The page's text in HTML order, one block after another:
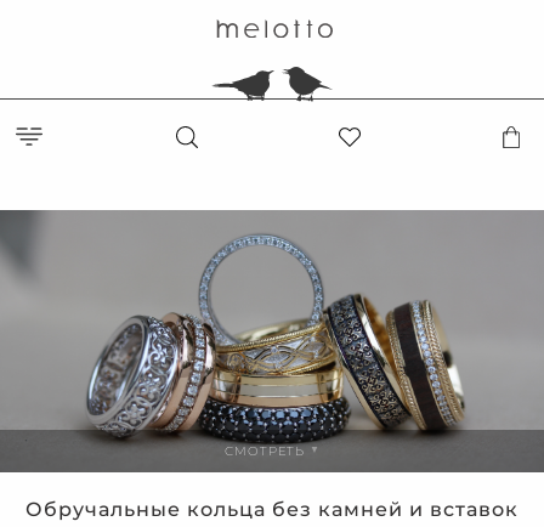
СМОТРЕТЬ ▼
Обручальные кольца без камней и вставок